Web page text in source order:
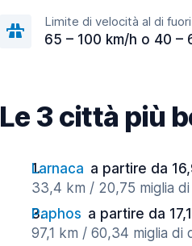
Limite di velocità al di
65 – 100 km/h o 40 –
Le 3 città più
Larnaca a partire da
33,4 km / 20,75 miglia di
Paphos a partire da
97,1 km / 60,34 miglia di